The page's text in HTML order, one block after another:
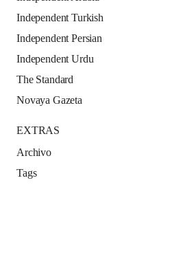
Independent Turkish
Independent Persian
Independent Urdu
The Standard
Novaya Gazeta
EXTRAS
Archivo
Tags